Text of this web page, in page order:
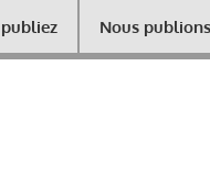
Nous publions